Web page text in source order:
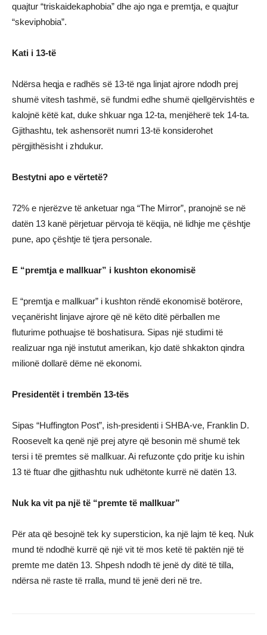
quajtur “triskaidekaphobia” dhe ajo nga e premtja, e quajtur
“skeviphobia”.
Kati i 13-të
Ndërsa heqja e radhës së 13-të nga linjat ajrore ndodh prej
shumë vitesh tashmë, së fundmi edhe shumë qiellgërvishtës e
kalojnë këtë kat, duke shkuar nga 12-ta, menjëherë tek 14-ta.
Gjithashtu, tek ashensorët numri 13-të konsiderohet
përgjithësisht i zhdukur.
Bestytni apo e vërtetë?
72% e njerëzve të anketuar nga “The Mirror”, pranojnë se në
datën 13 kanë përjetuar përvoja të këqija, në lidhje me çështje
pune, apo çështje të tjera personale.
E “premtja e mallkuar” i kushton ekonomisë
E “premtja e mallkuar” i kushton rëndë ekonomisë botërore,
veçanërisht linjave ajrore që në këto ditë përballen me
fluturime pothuajse të boshatisura. Sipas një studimi të
realizuar nga një instutut amerikan, kjo datë shkakton qindra
milionë dollarë dëme në ekonomi.
Presidentët i trembën 13-tës
Sipas “Huffington Post”, ish-presidenti i SHBA-ve, Franklin D.
Roosevelt ka qenë një prej atyre që besonin më shumë tek
tersi i të premtes së mallkuar. Ai refuzonte çdo pritje ku ishin
13 të ftuar dhe gjithashtu nuk udhëtonte kurrë në datën 13.
Nuk ka vit pa një të “premte të mallkuar”
Për ata që besojnë tek ky supersticion, ka një lajm të keq. Nuk
mund të ndodhë kurrë që një vit të mos ketë të paktën një të
premte me datën 13. Shpesh ndodh të jenë dy ditë të tilla,
ndërsa në raste të rralla, mund të jenë deri në tre.